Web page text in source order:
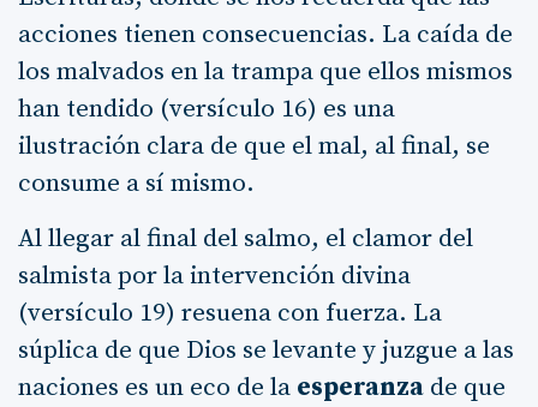
acciones tienen consecuencias. La caída de
los malvados en la trampa que ellos mismos
han tendido (versículo 16) es una
ilustración clara de que el mal, al final, se
consume a sí mismo.
Al llegar al final del salmo, el clamor del
salmista por la intervención divina
(versículo 19) resuena con fuerza. La
súplica de que Dios se levante y juzgue a las
naciones es un eco de la esperanza de que